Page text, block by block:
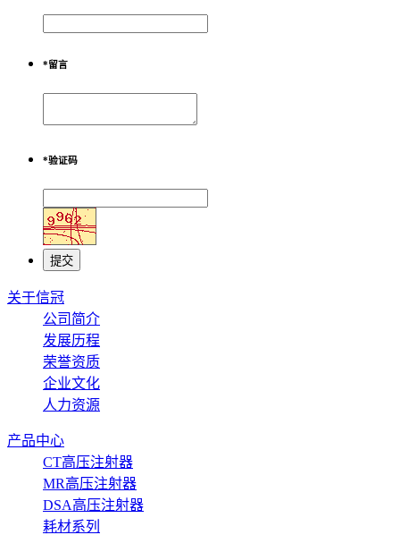
*留言
*验证码
关于信冠
公司简介
发展历程
荣誉资质
企业文化
人力资源
产品中心
CT高压注射器
MR高压注射器
DSA高压注射器
耗材系列